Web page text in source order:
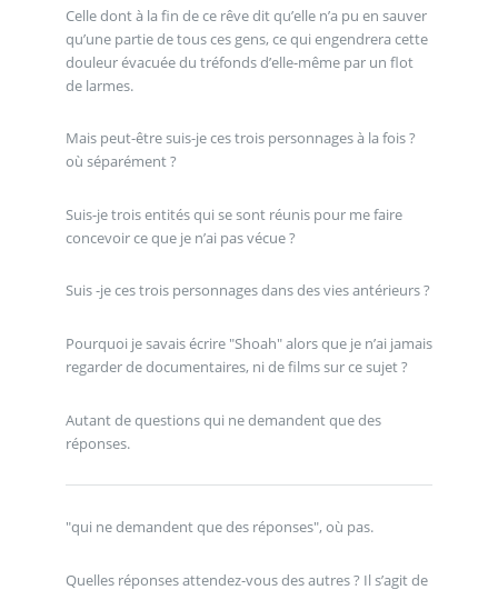
Celle dont à la fin de ce rêve dit qu’elle n’a pu en sauver
qu’une partie de tous ces gens, ce qui engendrera cette
douleur évacuée du tréfonds d’elle-même par un flot
de larmes.
Mais peut-être suis-je ces trois personnages à la fois ?
où séparément ?
Suis-je trois entités qui se sont réunis pour me faire
concevoir ce que je n’ai pas vécue ?
Suis -je ces trois personnages dans des vies antérieurs ?
Pourquoi je savais écrire "Shoah" alors que je n’ai jamais
regarder de documentaires, ni de films sur ce sujet ?
Autant de questions qui ne demandent que des
réponses.
"qui ne demandent que des réponses", où pas.
Quelles réponses attendez-vous des autres ? Il s’agit de